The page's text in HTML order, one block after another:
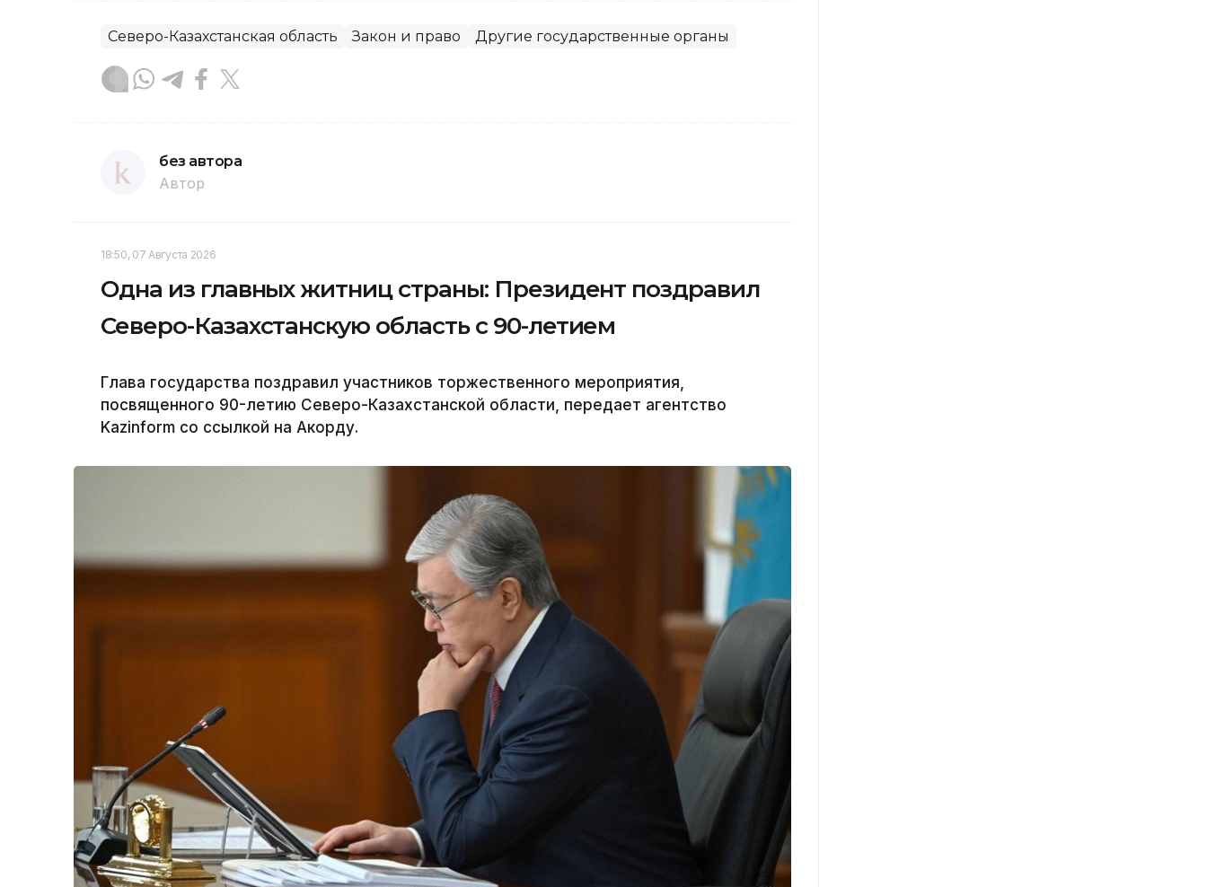
Северо-Казахстанская область Закон и право Другие государственные органы
без автора
Автор
18:50, 07 Августа 2026
Одна из главных житниц страны: Президент поздравил
Северо-Казахстанскую область с 90-летием
Глава государства поздравил участников торжественного мероприятия,
посвященного 90-летию Северо-Казахстанской области, передает агентство
Kazinform со ссылкой на Акорду.